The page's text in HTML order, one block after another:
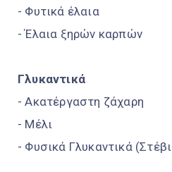
- Φυτικά έλαια
- Έλαια ξηρών καρπών
Γλυκαντικά
- Ακατέργαστη ζάχαρη
- Μέλι
- Φυσικά Γλυκαντικά